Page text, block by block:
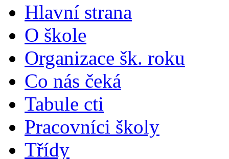
Hlavní strana
O škole
Organizace šk. roku
Co nás čeká
Tabule cti
Pracovníci školy
Třídy